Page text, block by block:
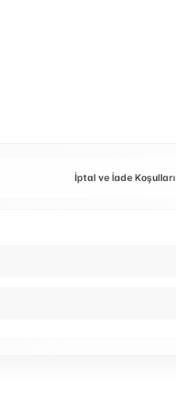
İptal ve İade Koşulları